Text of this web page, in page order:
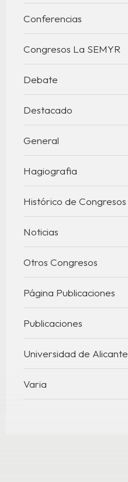
Conferencias
Congresos La SEMYR
Debate
Destacado
General
Hagiografia
Histórico de Congresos
Noticias
Otros Congresos
Página Publicaciones
Publicaciones
Universidad de Alicante
Varia